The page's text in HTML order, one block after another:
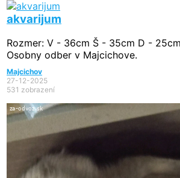
akvarijum
Rozmer: V - 36cm Š - 35cm D -
Osobny odber v Majcichove.
Majcichov
27-12-2025
531 zobrazení